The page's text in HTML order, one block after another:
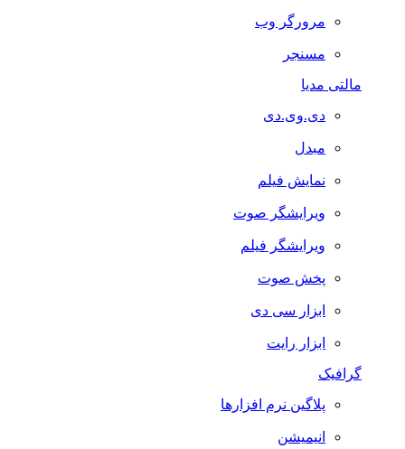
مرورگر وب
مسنجر
مالتی مدیا
دی.وی.دی
مبدل
نمایش فیلم
ویرایشگر صوت
ویرایشگر فیلم
پخش صوت
ابزار سی دی
ابزار رایت
گرافیک
پلاگین نرم افزارها
انیمیشن